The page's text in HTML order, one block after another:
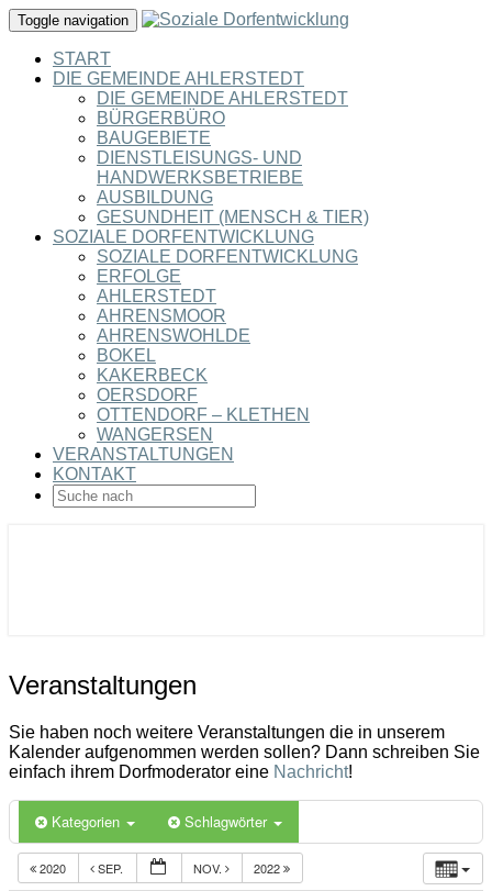
Toggle navigation
START
DIE GEMEINDE AHLERSTEDT
DIE GEMEINDE AHLERSTEDT
BÜRGERBÜRO
BAUGEBIETE
DIENSTLEISUNGS- UND
HANDWERKSBETRIEBE
AUSBILDUNG
GESUNDHEIT (MENSCH & TIER)
SOZIALE DORFENTWICKLUNG
SOZIALE DORFENTWICKLUNG
ERFOLGE
AHLERSTEDT
AHRENSMOOR
AHRENSWOHLDE
BOKEL
KAKERBECK
OERSDORF
OTTENDORF – KLETHEN
WANGERSEN
VERANSTALTUNGEN
KONTAKT
SEARCH
ICON
Veranstaltungen
Veranstaltungen
Sie haben noch weitere Veranstaltungen die in unserem
Kalender aufgenommen werden sollen? Dann schreiben Sie
einfach ihrem Dorfmoderator eine Nachricht!
Kategorien Schlagwörter
2020 SEP. NOV. 2022